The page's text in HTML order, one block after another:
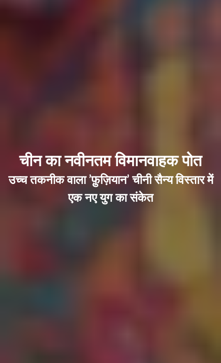
चीन का नवीनतम विमानवाहक पोत
उच्च तकनीक वाला ’फ़ुज़ियान’ चीनी सैन्य विस्तार में
एक नए युग का संकेत